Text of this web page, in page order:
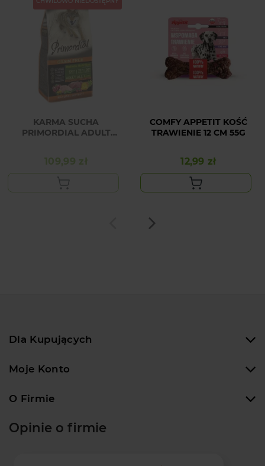
KARMA SUCHA
PRIMORDIAL ADULT
Cena
109,99 zł
COMFY APPETIT KOŚĆ
TRAWIENIE 12 CM 55G
Cena
12,99 zł
Dla Kupujących
Moje Konto
O Firmie
Opinie o firmie